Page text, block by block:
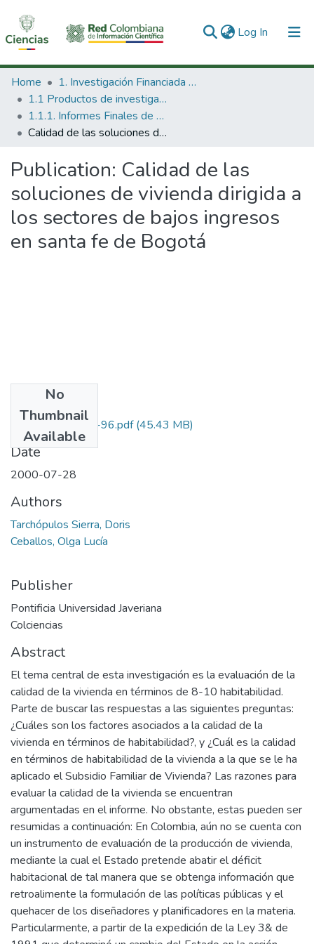
Log In (current)
Communities & Collections
All of DSpace
Statistics
Home
1. Investigación Financiada con Recursos Públicos
1.1 Productos de investigación
1.1.1. Informes Finales de Proyectos de Investigación
Calidad de las soluciones de vivienda dirigida a los sectores de bajos ingresos en santa fe de Bogotá
Publication: Calidad de las
soluciones de vivienda dirigida a
los sectores de bajos ingresos
en santa fe de Bogotá
No
Thumbnail
Available
1203-13-522-96.pdf(45.43 MB)
Date
2000-07-28
Authors
Tarchópulos Sierra, Doris
Ceballos, Olga Lucía
Publisher
Pontificia Universidad Javeriana
Colciencias
Abstract
El tema central de esta investigación es la evaluación de la
calidad de la vivienda en términos de 8-10 habitabilidad.
Parte de buscar las respuestas a las siguientes preguntas:
¿Cuáles son los factores asociados a la calidad de la
vivienda en términos de habitabilidad?, y ¿Cuál es la calidad
en términos de habitabilidad de la vivienda a la que se le ha
aplicado el Subsidio Familiar de Vivienda? Las razones para
evaluar la calidad de la vivienda se encuentran
argumentadas en el informe. No obstante, estas pueden ser
resumidas a continuación: En Colombia, aún no se cuenta con
un instrumento de evaluación de la producción de vivienda,
mediante la cual el Estado pretende abatir el déficit
habitacional de tal manera que se obtenga información que
retroalimente la formulación de las políticas públicas y el
quehacer de los diseñadores y planificadores en la materia.
Particularmente, a partir de la expedición de la Ley 3& de